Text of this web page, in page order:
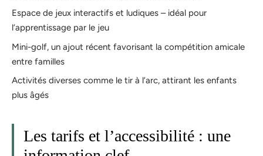
Espace de jeux interactifs et ludiques – idéal pour
l’apprentissage par le jeu
Mini-golf, un ajout récent favorisant la compétition amicale
entre familles
Activités diverses comme le tir à l’arc, attirant les enfants
plus âgés
Les tarifs et l’accessibilité : une